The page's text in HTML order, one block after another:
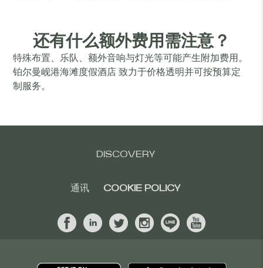
还有什么额外费用需注意？
特殊布置、乐队、额外音响与灯光等可能产生附加费用。
铂尔曼岘港海滩度假酒店 致力于价格透明并可按预算定
制服务。
DISCOVERY
通讯 COOKIE POLICY